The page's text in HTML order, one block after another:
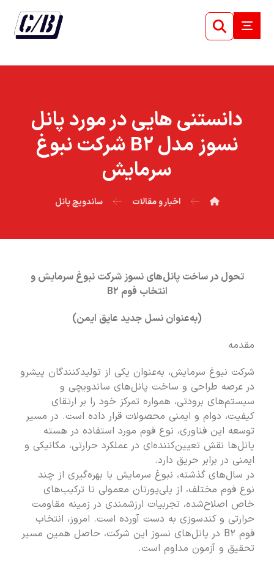
دانستنی هایی در مورد پانل
نسوز مدل B۲ شرکت نبوغ
سرمایش
اخبار و مقالات ساندویچ پانل
تحول در ساخت پانل‌های نسوز شرکت نبوغ سرمایش و
انتخاب فوم B۲
(به‌عنوان نسل جدید عایق ایمن)
مقدمه
شرکت نبوغ سرمایش، به‌عنوان یکی از تولیدکنندگان پیشرو
در عرصه طراحی و ساخت پانل‌های ساندویچی و
سیستم‌های برودتی، همواره تمرکز خود را بر ارتقای
کیفیت، دوام و ایمنی محصولات قرار داده است. در مسیر
توسعه این فناوری، نوع فوم مورد استفاده در هسته
پانل‌ها نقش تعیین‌کننده‌ای در عملکرد حرارتی، مکانیکی و
ایمنی در برابر حریق دارد.
در سال‌های گذشته، نبوغ سرمایش با بهره‌گیری از چند
نوع فوم مختلف، از پلی‌یورتان معمولی تا ترکیب‌های
خاص اصلاح‌شده، تجربیات ارزشمندی در زمینه مقاومت
حرارتی و کندسوزی به دست آورده است. امروز، انتخاب
فوم B۲ در پانل‌های نسوز این شرکت، حاصل همین مسیر
تحقیق و آزمون مداوم است.